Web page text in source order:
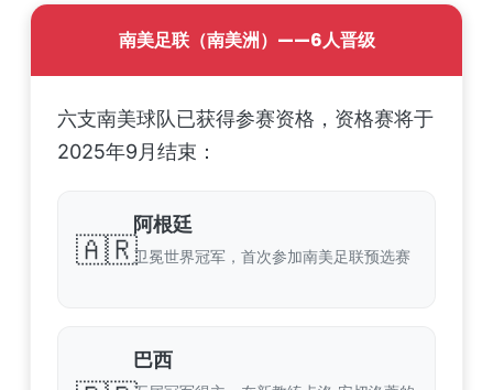
南美足联（南美洲）——6人晋级
六支南美球队已获得参赛资格，资格赛将于
2025年9月结束：
🇦🇷
阿根廷
卫冕世界冠军，首次参加南美足联预选赛
巴西